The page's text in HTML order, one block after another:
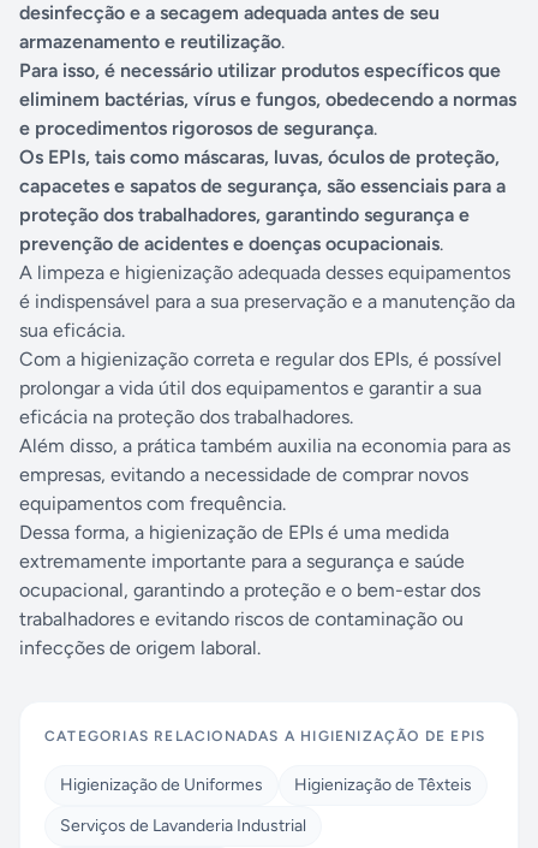
desinfecção e a secagem adequada antes de seu
armazenamento e reutilização.
Para isso, é necessário utilizar produtos específicos que
eliminem bactérias, vírus e fungos, obedecendo a normas
e procedimentos rigorosos de segurança.
Os EPIs, tais como máscaras, luvas, óculos de proteção,
capacetes e sapatos de segurança, são essenciais para a
proteção dos trabalhadores, garantindo segurança e
prevenção de acidentes e doenças ocupacionais.
A limpeza e higienização adequada desses equipamentos
é indispensável para a sua preservação e a manutenção da
sua eficácia.
Com a higienização correta e regular dos EPIs, é possível
prolongar a vida útil dos equipamentos e garantir a sua
eficácia na proteção dos trabalhadores.
Além disso, a prática também auxilia na economia para as
empresas, evitando a necessidade de comprar novos
equipamentos com frequência.
Dessa forma, a higienização de EPIs é uma medida
extremamente importante para a segurança e saúde
ocupacional, garantindo a proteção e o bem-estar dos
trabalhadores e evitando riscos de contaminação ou
infecções de origem laboral.
CATEGORIAS RELACIONADAS A HIGIENIZAÇÃO DE EPIS
Higienização de Uniformes
Higienização de Têxteis
Serviços de Lavanderia Industrial